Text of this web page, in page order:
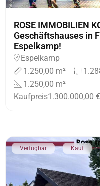
ROSE IMMOBILIEN
Geschäftshauses in
Espelkamp!
Espelkamp
1.250,00 m²
1.250,00 m²
Kaufpreis1.300.000,00 €
Verfügbar Kauf